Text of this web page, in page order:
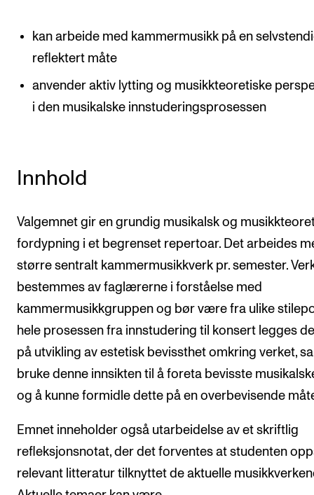
kan arbeide med kammermusikk på en
reflektert måte
anvender aktiv lytting og musikkteoretiske
i den musikalske innstuderingsprosessen
Innhold
Valgemnet gir en grundig musikalsk og
fordypning i et begrenset repertoar. Det arbeides
større sentralt kammermusikkverk pr. semester.
bestemmes av faglærerne i forståelse med
kammermusikkgruppen og bør være fra ulike
hele prosessen fra innstudering til konsert legges
på utvikling av estetisk bevissthet omkring verket,
bruke denne innsikten til å foreta bevisste
og å kunne formidle dette på en overbevisende
Emnet inneholder også utarbeidelse av et skriftlig
refleksjonsnotat, der det forventes at studenten
relevant litteratur tilknyttet de aktuelle